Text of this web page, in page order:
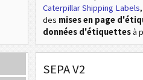
Caterpillar Shipping Labels
des mises en page
données d'étiquettesà
SEPA V2